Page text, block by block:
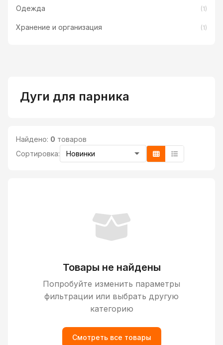
Одежда (1)
Хранение и организация (1)
Дуги для парника
Найдено: 0 товаров
Сортировка:
Товары не найдены
Попробуйте изменить параметры
фильтрации или выбрать другую
категорию
Смотреть все товары